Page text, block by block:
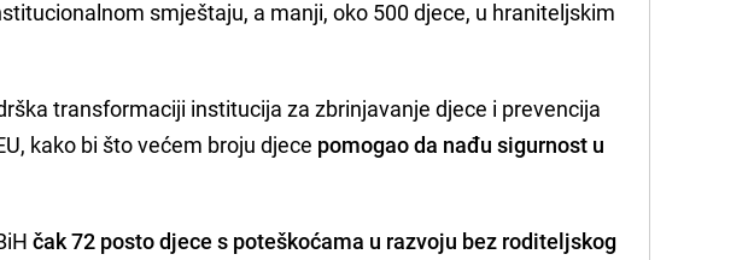
smještaju, a manji, oko 500 djece, u hraniteljskim
transformaciji institucija za zbrinjavanje djece i prevencija
kako bi što većem broju djece pomogao da nađu sigurnost u
čak 72 posto djece s poteškoćama u razvoju bez roditeljskog